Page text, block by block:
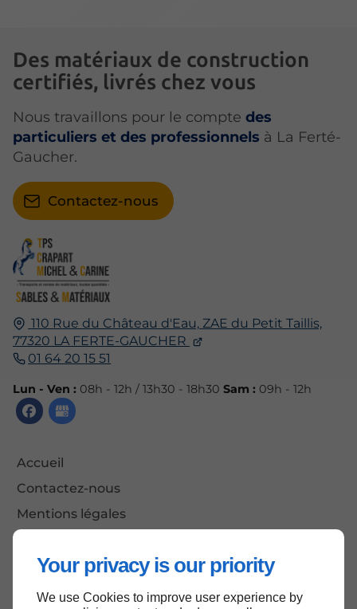
Your privacy is our priority
We use Cookies to improve user experience by
110 Rue du Château d'Eau, ZAE du Petit Taillis,
77320 LA FERTE-GAUCHER
01 64 20 15 51
Lun - Ven : 08h - 12h / 13h30 - 18h30 Sam : 09h - 12h
Accueil
Contactez-nous
Mentions légales
Des matériaux de construction
certifiés, livrés chez vous
Nous travaillons pour le compte des
particuliers et des professionnels à La Ferté-
Gaucher.
Contactez-nous